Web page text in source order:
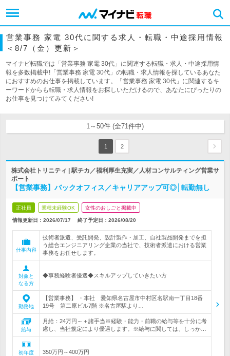
営業事務 家電 30代に関する求人・転職・中途採用情報
＜8/7（金）更新＞
マイナビ転職では「営業事務 家電 30代」に関連する転職・求人・中途採用情
報を多数掲載中!「営業事務 家電 30代」の転職・求人情報を探しているあなた
におすすめのお仕事を掲載しています。「営業事務 家電 30代」に関連するキ
ーワードからも転職・求人情報をお探しいただけるので、あなたにぴったりの
お仕事を見つけてみてください!
1～50件 (全71件中)
1 2
株式会社トリニティ | 駅チカ／福利厚生充実／人材コンサルティング営業サ
ポート
【営業事務】バックオフィス／キャリアアップ可◎│転勤無し
正社員 業種未経験OK 女性のおしごと掲載中
情報更新日：2026/07/17 終了予定日： 2026/08/20
仕事内容
技術者派遣、受託開発、設計製作・加工、自社製品開発までを担
う総合エンジニアリング企業の当社で、技術者派遣における営業
事務をお任せします。
対象と
なる方
◆事務経験者優遇◆スキルアップしていきたい方
勤務地
【営業事務】 ・本社 愛知県名古屋市中村区名駅南一丁目18番
19号 第二原ビル7階 ※名古屋駅より…
給与
月給：24万円～＋諸手当※経験・能力・前職の給与等を十分に考
慮し、当社規定により優遇します。※給与に関しては、しっか…
初年度
350万円～400万円